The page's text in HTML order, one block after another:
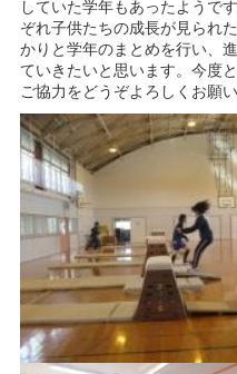
していた学年もあったようで
ぞれ子供たちの成長が見られ
かりと学年のまとめを行い、
ていきたいと思います。今度
ご協力をどうぞよろしくお願